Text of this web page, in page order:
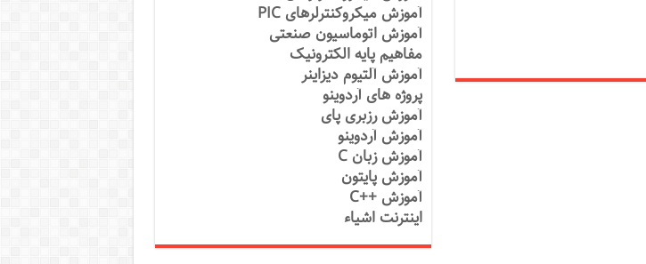
آموزش میکروکنترلرهای PIC
آموزش اتوماسیون صنعتی
مفاهیم پایه الکترونیک
آموزش آلتیوم دیزاینر
پروژه های آردوینو
آموزش رزبری پای
آموزش آردوینو
آموزش زبان C
آموزش پایتون
آموزش ++C
اینترنت اشیاء